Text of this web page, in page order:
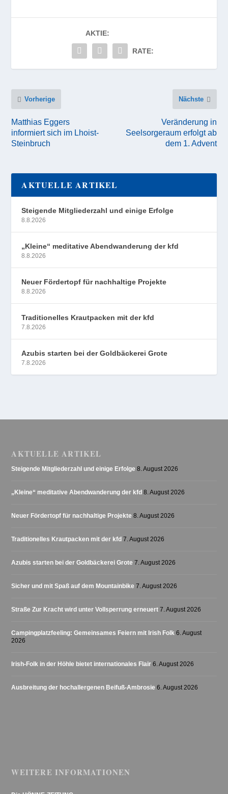
AKTIE:
RATE:
Vorherige
Matthias Eggers
informiert sich im Lhoist-
Steinbruch
Nächste
Veränderung in
Seelsorgeraum erfolgt ab
dem 1. Advent
AKTUELLE ARTIKEL
Steigende Mitgliederzahl und einige Erfolge
8.8.2026
„Kleine“ meditative Abendwanderung der kfd
8.8.2026
Neuer Fördertopf für nachhaltige Projekte
8.8.2026
Traditionelles Krautpacken mit der kfd
7.8.2026
Azubis starten bei der Goldbäckerei Grote
7.8.2026
AKTUELLE ARTIKEL
Steigende Mitgliederzahl und einige Erfolge 8. August 2026
„Kleine“ meditative Abendwanderung der kfd 8. August 2026
Neuer Fördertopf für nachhaltige Projekte 8. August 2026
Traditionelles Krautpacken mit der kfd 7. August 2026
Azubis starten bei der Goldbäckerei Grote 7. August 2026
Sicher und mit Spaß auf dem Mountainbike 7. August 2026
Straße Zur Kracht wird unter Vollsperrung erneuert 7. August 2026
Campingplatzfeeling: Gemeinsames Feiern mit Irish Folk 6. August
2026
Irish-Folk in der Höhle bietet internationales Flair 6. August 2026
Ausbreitung der hochallergenen Beifuß-Ambrosie 6. August 2026
WEITERE INFORMATIONEN